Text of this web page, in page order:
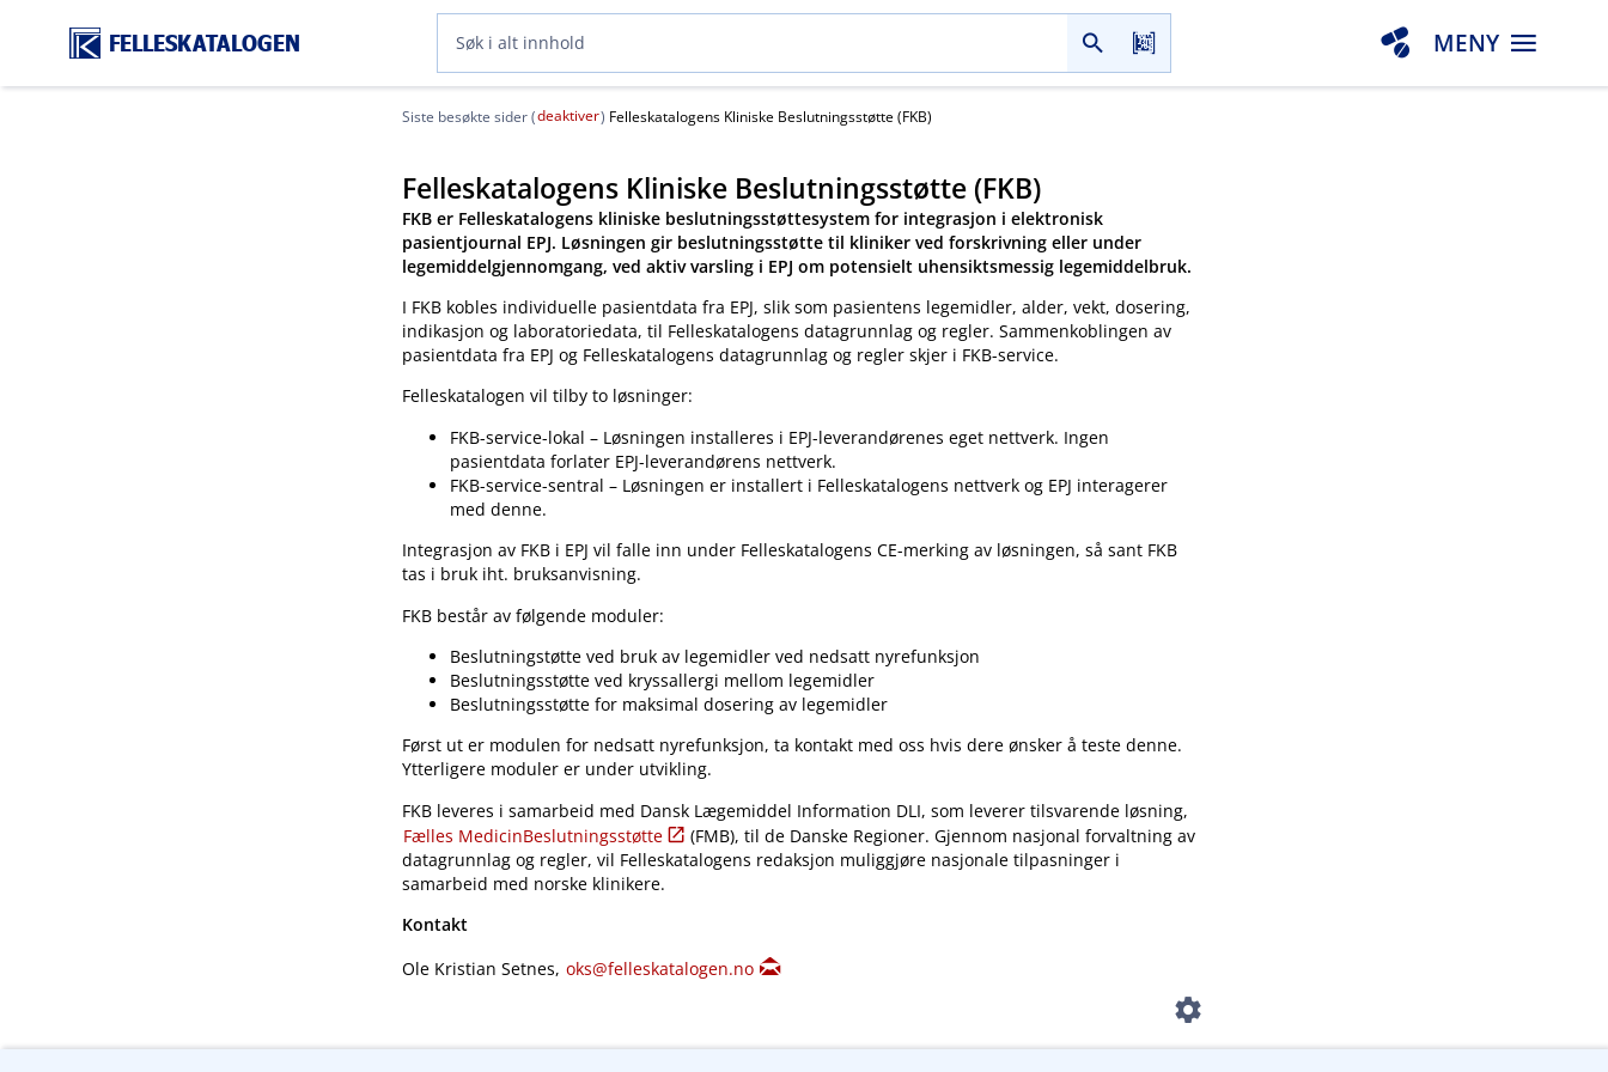
FELLESKATALOGEN MENY
Siste besøkte sider (deaktiver) Felleskatalogens Kliniske Beslutningsstøtte (FKB)
Felleskatalogens Kliniske Beslutningsstøtte (FKB)
FKB er Felleskatalogens kliniske beslutningsstøttesystem for integrasjon i elektronisk
pasientjournal EPJ. Løsningen gir beslutningsstøtte til kliniker ved forskrivning eller under
legemiddelgjennomgang, ved aktiv varsling i EPJ om potensielt uhensiktsmessig legemiddelbruk.
I FKB kobles individuelle pasientdata fra EPJ, slik som pasientens legemidler, alder, vekt, dosering,
indikasjon og laboratoriedata, til Felleskatalogens datagrunnlag og regler. Sammenkoblingen av
pasientdata fra EPJ og Felleskatalogens datagrunnlag og regler skjer i FKB-service.
Felleskatalogen vil tilby to løsninger:
FKB-service-lokal – Løsningen installeres i EPJ-leverandørenes eget nettverk. Ingen
pasientdata forlater EPJ-leverandørens nettverk.
FKB-service-sentral – Løsningen er installert i Felleskatalogens nettverk og EPJ interagerer
med denne.
Integrasjon av FKB i EPJ vil falle inn under Felleskatalogens CE-merking av løsningen, så sant FKB
tas i bruk iht. bruksanvisning.
FKB består av følgende moduler:
Beslutningstøtte ved bruk av legemidler ved nedsatt nyrefunksjon
Beslutningsstøtte ved kryssallergi mellom legemidler
Beslutningsstøtte for maksimal dosering av legemidler
Først ut er modulen for nedsatt nyrefunksjon, ta kontakt med oss hvis dere ønsker å teste denne.
Ytterligere moduler er under utvikling.
FKB leveres i samarbeid med Dansk Lægemiddel Information DLI, som leverer tilsvarende løsning,
Fælles MedicinBeslutningsstøtte
(FMB), til de Danske Regioner. Gjennom nasjonal forvaltning av
datagrunnlag og regler, vil Felleskatalogens redaksjon muliggjøre nasjonale tilpasninger i
samarbeid med norske klinikere.
Kontakt
Ole Kristian Setnes, oks@felleskatalogen.no